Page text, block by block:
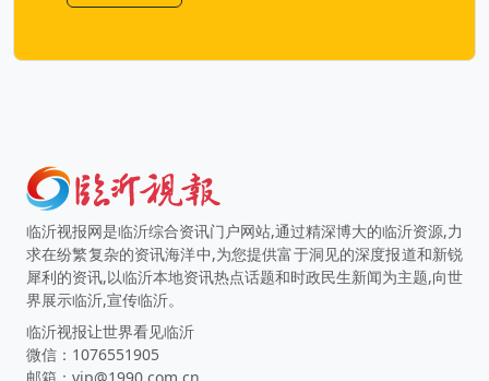
临沂视报网是临沂综合资讯门户网站,通过精深博大的临沂资源,力
求在纷繁复杂的资讯海洋中,为您提供富于洞见的深度报道和新锐
犀利的资讯,以临沂本地资讯热点话题和时政民生新闻为主题,向世
界展示临沂,宣传临沂。
临沂视报让世界看见临沂
微信：1076551905
邮箱：vip@1990.com.cn